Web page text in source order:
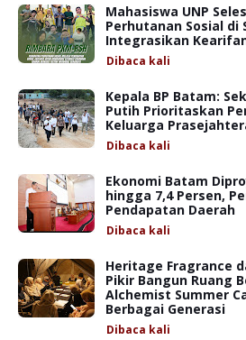
Mahasiswa UNP
Perhutanan Sosial di
Integrasikan
Dibaca kali
Kepala BP Batam:
Putih Prioritaskan
Keluarga
Dibaca kali
Ekonomi Batam
hingga 7,4 Persen,
Pendapatan Daerah
Dibaca kali
Heritage Fragrance
Pikir Bangun Ruang
Alchemist Summer
Berbagai Generasi
Dibaca kali